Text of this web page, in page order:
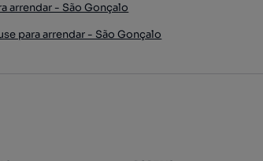
arrendar - São Gonçalo
para arrendar - São Gonçalo